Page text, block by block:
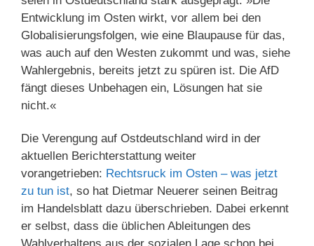
Entwicklung im Osten wirkt, vor allem bei den
Globalisierungsfolgen, wie eine Blaupause für das,
was auch auf den Westen zukommt und was, siehe
Wahlergebnis, bereits jetzt zu spüren ist. Die AfD
fängt dieses Unbehagen ein, Lösungen hat sie
nicht.«
Die Verengung auf Ostdeutschland wird in der
aktuellen Berichterstattung weiter
vorangetrieben: Rechtsruck im Osten – was jetzt
zu tun ist, so hat Dietmar Neuerer seinen Beitrag
im Handelsblatt dazu überschrieben. Dabei erkennt
er selbst, dass die üblichen Ableitungen des